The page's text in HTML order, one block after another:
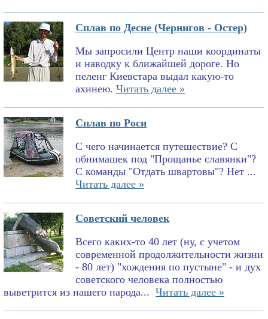
Сплав по Десне (Чернигов - Остер)
Мы запросили Центр наши координаты
и наводку к ближайшей дороге. Но
пеленг Киевстара выдал какую-то
ахинею. Читать далее »
Сплав по Роси
С чего начинается путешествие? С
обнимашек под "Прощанье славянки"?
С команды "Отдать швартовы"? Нет ...
Читать далее »
Советский человек
Всего каких-то 40 лет (ну, с учетом
современной продолжительности жизни
- 80 лет) "хождения по пустыне" - и дух
советского человека полностью
выветрится из нашего народа... Читать далее »